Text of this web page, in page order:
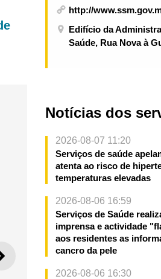
SEGUINTE
http://
Edifício da
Saúde, Rua Nova à
Notícias dos
2026-08-07 11:20
Serviços de saúde
atenta ao risco de
temperaturas elevadas
2026-08-06 16:59
Serviços de Saúde
imprensa e actividade
aos residentes as
cancro da pele
2026-08-06 16:30